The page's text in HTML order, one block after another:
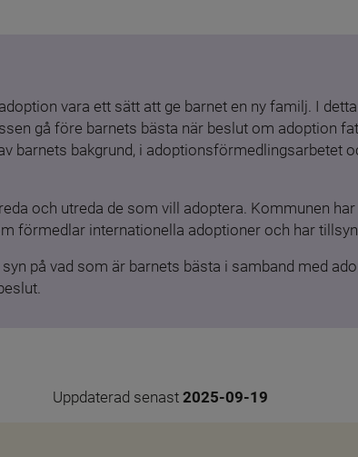
vara ett sätt att ge barnet en ny familj. I
gå före barnets bästa när beslut om adoption
barnets bakgrund, i adoptionsförmedlingsarbetet
och utreda de som vill adoptera. Kommunen
förmedlar internationella adoptioner och har tillsyn
på vad som är barnets bästa i samband med
Uppdaterad senast 2025-09-19